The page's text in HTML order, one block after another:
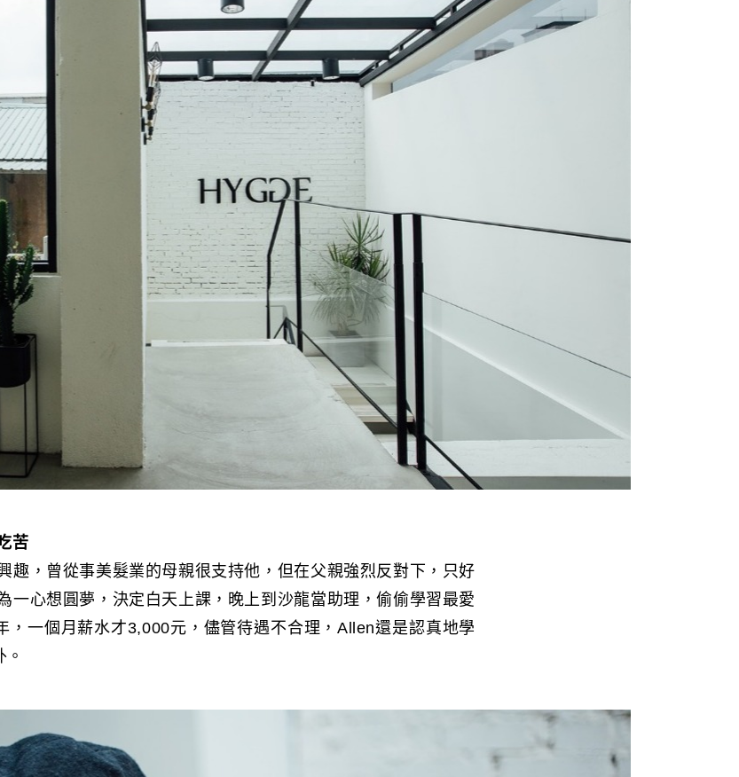
苦
趣，曾從事美髮業的母親很支持他，但在父親強烈反對下，只好
一心想圓夢，決定白天上課，晚上到沙龍當助理，偷偷學習最愛
，一個月薪水才3,000元，儘管待遇不合理，Allen還是認真地學